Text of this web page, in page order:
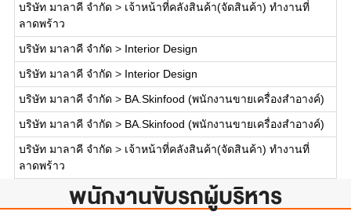
บริษัท มาลาคี จำกัด > เจ้าหน้าที่คลังสินค้า(จัดสินค้า) ทำงานที่
ลาดพร้าว
บริษัท มาลาคี จำกัด > Interior Design
บริษัท มาลาคี จำกัด > Interior Design
บริษัท มาลาคี จำกัด > BA.Skinfood (พนักงานขายเครื่องสำอางค์)
บริษัท มาลาคี จำกัด > BA.Skinfood (พนักงานขายเครื่องสำอางค์)
บริษัท มาลาคี จำกัด > เจ้าหน้าที่คลังสินค้า(จัดสินค้า) ทำงานที่
ลาดพร้าว
พนักงานขับรถผู้บริหาร